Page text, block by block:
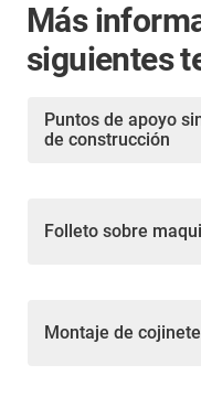
Más
siguientes
Puntos de apoyo
de construcción
Folleto sobre
Montaje de